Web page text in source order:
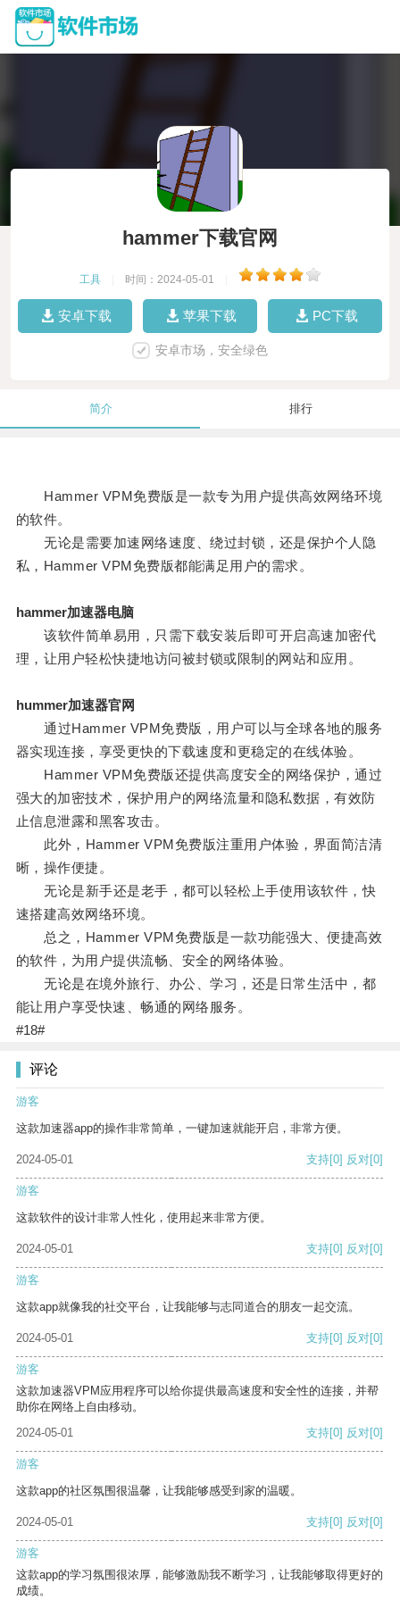
hammer下载官网
工具 时间：2024-05-01
安卓下载 苹果下载 PC下载
安卓市场，安全绿色
简介 排行
Hammer VPM免费版是一款专为用户提供高效网络环境
的软件。
无论是需要加速网络速度、绕过封锁，还是保护个人隐
私，Hammer VPM免费版都能满足用户的需求。
hammer加速器电脑
该软件简单易用，只需下载安装后即可开启高速加密代
理，让用户轻松快捷地访问被封锁或限制的网站和应用。
hummer加速器官网
通过Hammer VPM免费版，用户可以与全球各地的服务
器实现连接，享受更快的下载速度和更稳定的在线体验。
Hammer VPM免费版还提供高度安全的网络保护，通过
强大的加密技术，保护用户的网络流量和隐私数据，有效防
止信息泄露和黑客攻击。
此外，Hammer VPM免费版注重用户体验，界面简洁清
晰，操作便捷。
无论是新手还是老手，都可以轻松上手使用该软件，快
速搭建高效网络环境。
总之，Hammer VPM免费版是一款功能强大、便捷高效
的软件，为用户提供流畅、安全的网络体验。
无论是在境外旅行、办公、学习，还是日常生活中，都
能让用户享受快速、畅通的网络服务。
#18#
评论
游客
这款加速器app的操作非常简单，一键加速就能开启，非常方便。
2024-05-01 支持[0] 反对[0]
游客
这款软件的设计非常人性化，使用起来非常方便。
2024-05-01 支持[0] 反对[0]
游客
这款app就像我的社交平台，让我能够与志同道合的朋友一起交流。
2024-05-01 支持[0] 反对[0]
游客
这款加速器VPM应用程序可以给你提供最高速度和安全性的连接，并帮
助你在网络上自由移动。
2024-05-01
支持[0] 反对[0]
游客
这款app的社区氛围很温馨，让我能够感受到家的温暖。
2024-05-01 支持[0] 反对[0]
游客
这款app的学习氛围很浓厚，能够激励我不断学习，让我能够取得更好的
成绩。